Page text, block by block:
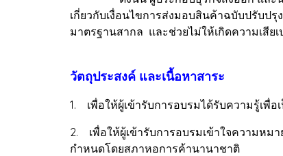
เกี่ยวกับเงื่อนไขการส่งมอบสินค้าฉบับปรับป
มาตรฐานสากล และช่วยไม่ให้เกิดความเสีย
วัตถุประสงค์ และเนื้อหาสาระ
1. เพื่อให้ผู้เข้ารับการอบรมได้รับความรู้เพื่
2. เพื่อให้ผู้เข้ารับการอบรมเข้าใจความหม
กำหนดโดยสภาหอการค้านานาชาติ